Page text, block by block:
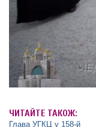
ЧИТАЙТЕ ТАКОЖ:
Глава УГКЦ у 158-й